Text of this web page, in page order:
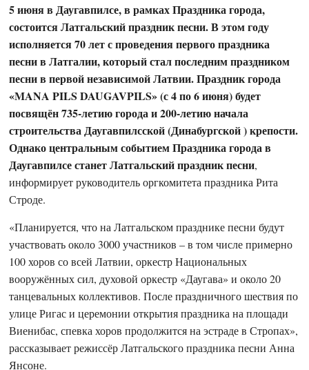
5 июня в Даугавпилсе, в рамках Праздника города,
состоится Латгальский праздник песни. В этом году
исполняется 70 лет с проведения первого праздника
песни в Латгалии, который стал последним праздником
песни в первой независимой Латвии. Праздник города
«MANA PILS DAUGAVPILS» (с 4 по 6 июня) будет
посвящён 735-летию города и 200-летию начала
строительства Даугавпилсской (Динабургской ) крепости.
Однако центральным событием Праздника города в
Даугавпилсе станет Латгальский праздник песни,
информирует руководитель оргкомитета праздника Рита
Строде.
«Планируется, что на Латгальском празднике песни будут
участвовать около 3000 участников – в том числе примерно
100 хоров со всей Латвии, оркестр Национальных
вооружённых сил, духовой оркестр «Даугава» и около 20
танцевальных коллективов. После праздничного шествия по
улице Ригас и церемонии открытия праздника на площади
Виенибас, спевка хоров продолжится на эстраде в Стропах»,
рассказывает режиссёр Латгальского праздника песни Анна
Янсоне.